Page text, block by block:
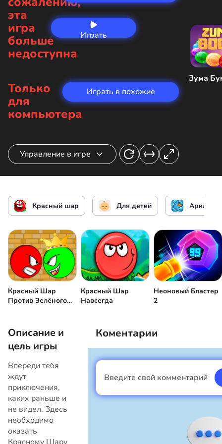
Играть
эта
игра
больше
недоступна
Только
для
компьютера
Играть в похожие
Зума
Управление в игре
Управление Красным Шаром или
Красный шар Для детей Аркады
Красный Шар
Против Зелёного
Красный Шар
Навсегда
Неоновый Бластер
2
Описание и
цель игры
Впереди тебя
ждут
приключения,
каких раньше и
не видел. Здесь
необходимо
оказать
Коментарии
Введите свой комментарий
Я мальчик